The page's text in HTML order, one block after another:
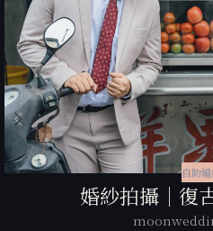
自助
婚紗拍攝｜復